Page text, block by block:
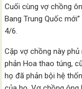
Cuối cùng vợ chồng
Bang Trung Quốc
4/6.
Cặp vợ chồng này
phản Hoa thao túng,
họ đã phản bội hệ